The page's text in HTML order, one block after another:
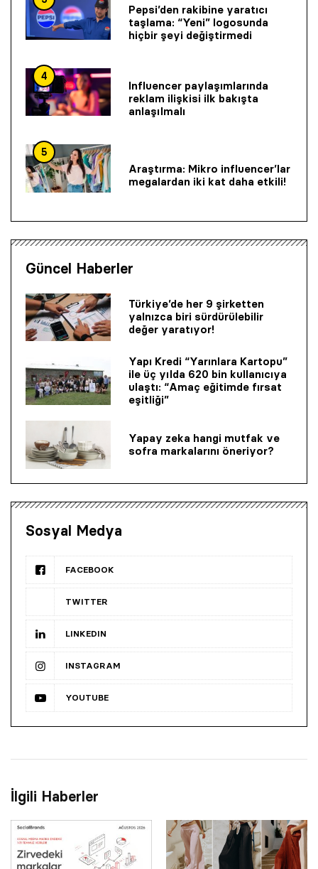
Pepsi’den rakibine yaratıcı
taşlama: “Yeni” logosunda
hiçbir şeyi değiştirmedi
4
Influencer paylaşımlarında
reklam ilişkisi ilk bakışta
anlaşılmalı
5
Araştırma: Mikro influencer’lar
megalardan iki kat daha etkili!
Güncel Haberler
Türkiye’de her 9 şirketten
yalnızca biri sürdürülebilir
değer yaratıyor!
Yapı Kredi “Yarınlara Kartopu”
ile üç yılda 620 bin kullanıcıya
ulaştı: “Amaç eğitimde fırsat
eşitliği”
Yapay zeka hangi mutfak ve
sofra markalarını öneriyor?
Sosyal Medya
FACEBOOK
TWITTER
LINKEDIN
INSTAGRAM
YOUTUBE
İlgili Haberler